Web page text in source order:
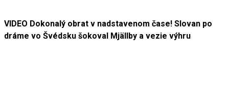
VIDEO Dokonalý obrat v nadstavenom čase! Slovan po
dráme vo Švédsku šokoval Mjällby a vezie výhru